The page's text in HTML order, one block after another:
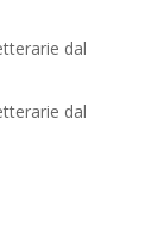
dal
dal